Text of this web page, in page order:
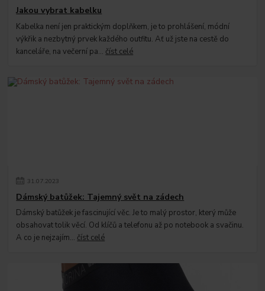
Jakou vybrat kabelku
Kabelka není jen praktickým doplňkem, je to prohlášení, módní
výkřik a nezbytný prvek každého outfitu. Ať už jste na cestě do
kanceláře, na večerní pa... číst celé
31.07.2023
Dámský batůžek: Tajemný svět na zádech
Dámský batůžek je fascinující věc. Je to malý prostor, který může
obsahovat tolik věcí. Od klíčů a telefonu až po notebook a svačinu.
A co je nejzajím... číst celé